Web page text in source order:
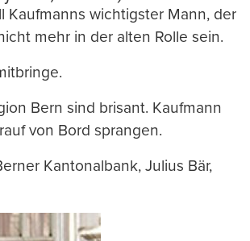
Kaufmanns wichtigster Mann, der
mehr in der alten Rolle sein.
Bern sind brisant. Kaufmann
von Bord sprangen.
Kantonalbank, Julius Bär,